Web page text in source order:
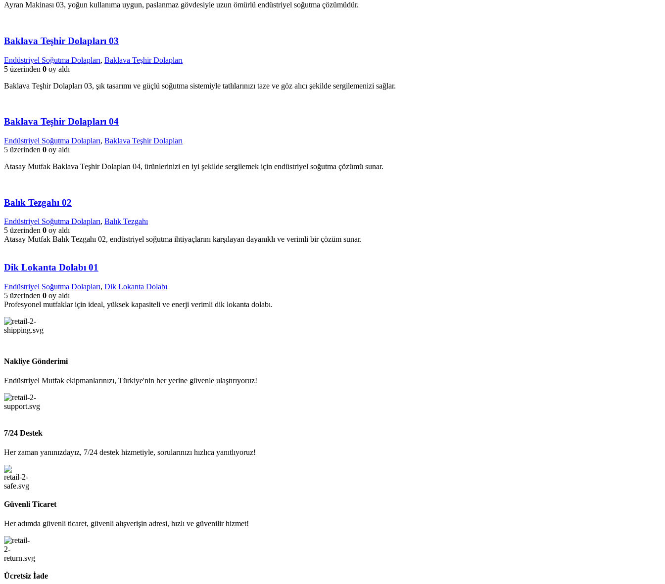
Ayran Makinası 03, yoğun kullanıma uygun, paslanmaz gövdesiyle uzun ömürlü endüstriyel soğutma çözümüdür.
Baklava Teşhir Dolapları 03
Endüstriyel Soğutma Dolapları, Baklava Teşhir Dolapları
5 üzerinden 0 oy aldı
Baklava Teşhir Dolapları 03, şık tasarımı ve güçlü soğutma sistemiyle tatlılarınızı taze ve göz alıcı şekilde sergilemenizi sağlar.
Baklava Teşhir Dolapları 04
Endüstriyel Soğutma Dolapları, Baklava Teşhir Dolapları
5 üzerinden 0 oy aldı
Atasay Mutfak Baklava Teşhir Dolapları 04, ürünlerinizi en iyi şekilde sergilemek için endüstriyel soğutma çözümü sunar.
Balık Tezgahı 02
Endüstriyel Soğutma Dolapları, Balık Tezgahı
5 üzerinden 0 oy aldı
Atasay Mutfak Balık Tezgahı 02, endüstriyel soğutma ihtiyaçlarını karşılayan dayanıklı ve verimli bir çözüm sunar.
Dik Lokanta Dolabı 01
Endüstriyel Soğutma Dolapları, Dik Lokanta Dolabı
5 üzerinden 0 oy aldı
Profesyonel mutfaklar için ideal, yüksek kapasiteli ve enerji verimli dik lokanta dolabı.
Nakliye Gönderimi
Endüstriyel Mutfak ekipmanlarınızı, Türkiye'nin her yerine güvenle ulaştırıyoruz!
7/24 Destek
Her zaman yanınızdayız, 7/24 destek hizmetiyle, sorularınızı hızlıca yanıtlıyoruz!
Güvenli Ticaret
Her adımda güvenli ticaret, güvenli alışverişin adresi, hızlı ve güvenilir hizmet!
Ücretsiz İade